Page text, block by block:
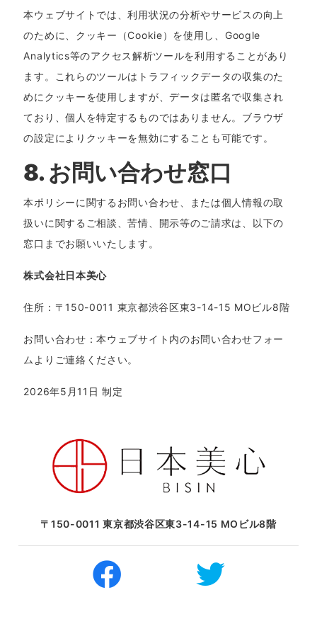
本ウェブサイトでは、利用状況の分析やサービスの向上
のために、クッキー（Cookie）を使用し、Google
Analytics等のアクセス解析ツールを利用することがあり
ます。これらのツールはトラフィックデータの収集のた
めにクッキーを使用しますが、データは匿名で収集され
ており、個人を特定するものではありません。ブラウザ
の設定によりクッキーを無効にすることも可能です。
8. お問い合わせ窓口
本ポリシーに関するお問い合わせ、または個人情報の取
扱いに関するご相談、苦情、開示等のご請求は、以下の
窓口までお願いいたします。
株式会社日本美心
住所：〒150-0011 東京都渋谷区東3-14-15 MOビル8階
お問い合わせ：本ウェブサイト内のお問い合わせフォー
ム よりご連絡ください。
2026年5月11日 制定
〒150-0011 東京都渋谷区東3-14-15 MOビル8階